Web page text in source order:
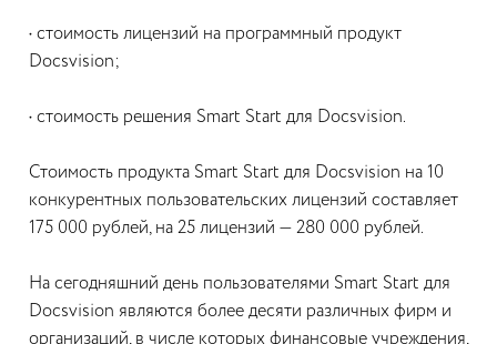
• стоимость лицензий на программный продукт
Docsvision;
• стоимость решения Smart Start для Docsvision.
Стоимость продукта Smart Start для Docsvision на 10
конкурентных пользовательских лицензий составляет
175 000 рублей, на 25 лицензий — 280 000 рублей.
На сегодняшний день пользователями Smart Start для
Docsvision являются более десяти различных фирм и
организаций, в числе которых финансовые учреждения,